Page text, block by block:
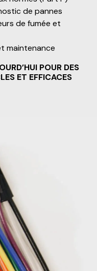
de pannes
de fumée et
maintenance
POUR DES
ET EFFICACES